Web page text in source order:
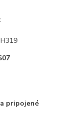
pripojené